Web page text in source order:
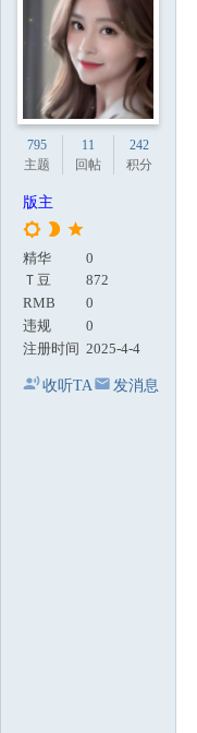
795
主题
11
回帖
242
积分
版主
精华
0
Ｔ豆
872
RMB
0
违规
0
注册时间 2025-4-4
收听TA 发消息